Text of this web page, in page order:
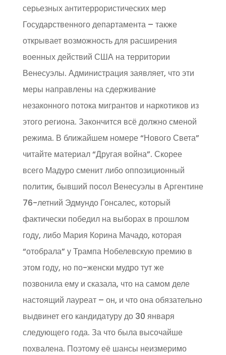
серьезных антитеррористических мер
Государственного департамента – также
открывает возможность для расширения
военных действий США на территории
Венесуэлы. Администрация заявляет, что эти
меры направлены на сдерживание
незаконного потока мигрантов и наркотиков из
этого региона. Закончится всё должно сменой
режима. В ближайшем номере “Нового Света”
читайте материал “Другая война”. Скорее
всего Мадуро сменит либо оппозиционный
политик, бывший посол Венесуэлы в Аргентине
76-летний Эдмундо Гонсалес, который
фактически победил на выборах в прошлом
году, либо Мария Корина Мачадо, которая
“отобрала” у Трампа Нобелевскую премию в
этом году, но по-женски мудро тут же
позвонила ему и сказала, что на самом деле
настоящий лауреат – он, и что она обязательно
выдвинет его кандидатуру до 30 января
следующего года. За что была высочайше
похвалена. Поэтому её шансы неизмеримо